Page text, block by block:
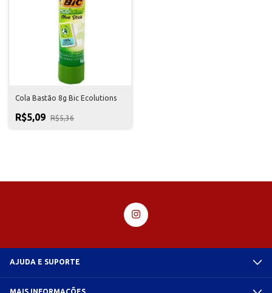
Cola Bastão 8g Bic Ecolutions
R$5,09 R$5,36
AJUDA E SUPORTE
MAIS INFORMAÇÕES